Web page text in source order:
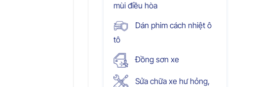
mùi điều hòa
Dán phim cách nhiệt ô
tô
Đồng sơn xe
Sửa chữa xe hư hỏng,